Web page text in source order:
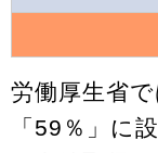
労働厚生省
「59％」に